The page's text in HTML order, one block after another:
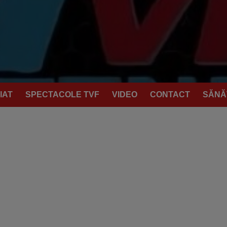
SPECTACOLE TVF VIDEO CONTACT